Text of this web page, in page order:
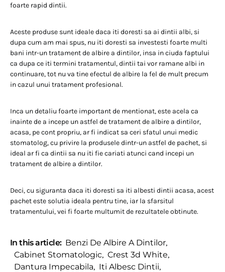
foarte rapid dintii.
Aceste produse sunt ideale daca iti doresti sa ai dintii albi, si
dupa cum am mai spus, nu iti doresti sa investesti foarte multi
bani intr-un tratament de albire a dintilor, insa in ciuda faptului
ca dupa ce iti termini tratamentul, dintii tai vor ramane albi in
continuare, tot nu va tine efectul de albire la fel de mult precum
in cazul unui tratament profesional.
Inca un detaliu foarte important de mentionat, este acela ca
inainte de a incepe un astfel de tratament de albire a dintilor,
acasa, pe cont propriu, ar fi indicat sa ceri sfatul unui medic
stomatolog, cu privire la produsele dintr-un astfel de pachet, si
ideal ar fi ca dintii sa nu iti fie cariati atunci cand incepi un
tratament de albire a dintilor.
Deci, cu siguranta daca iti doresti sa iti albesti dintii acasa, acest
pachet este solutia ideala pentru tine, iar la sfarsitul
tratamentului, vei fi foarte multumit de rezultatele obtinute.
In this article: Benzi De Albire A Dintilor,
Cabinet Stomatologic, Crest 3d White,
Dantura Impecabila, Iti Albesc Dintii,